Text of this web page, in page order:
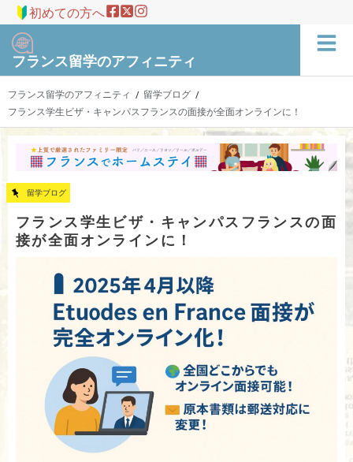
初めての方へ
フランス留学のアフィニティ
フランス留学のアフィニティ / 留学ブログ /
フランス学生ビザ・キャンパスフランスの面接が全面オンラインに！
留学ブログ
フランス学生ビザ・キャンパスフランスの面
接が全面オンラインに！